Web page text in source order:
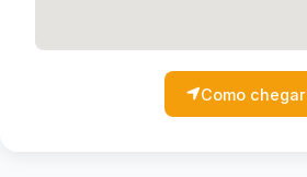
Como chegar